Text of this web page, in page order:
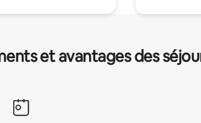
et avantages des